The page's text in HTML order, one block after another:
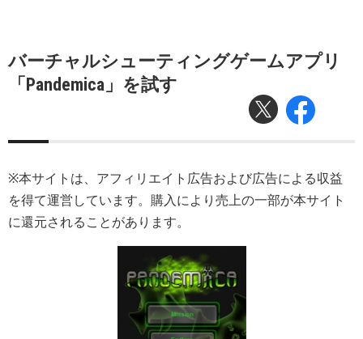
バーチャルシューティングゲームアプリ
「Pandemica」を試す
※本サイトは、アフィリエイト広告および広告による収益
を得て運営しています。購入により売上の一部が本サイト
に還元されることがあります。